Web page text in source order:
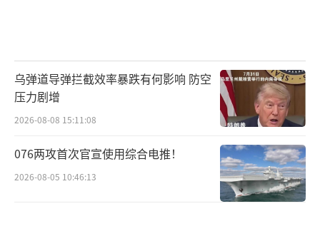
乌弹道导弹拦截效率暴跌有何影响 防空
压力剧增
2026-08-08 15:11:08
076两攻首次官宣使用综合电推！
2026-08-05 10:46:13